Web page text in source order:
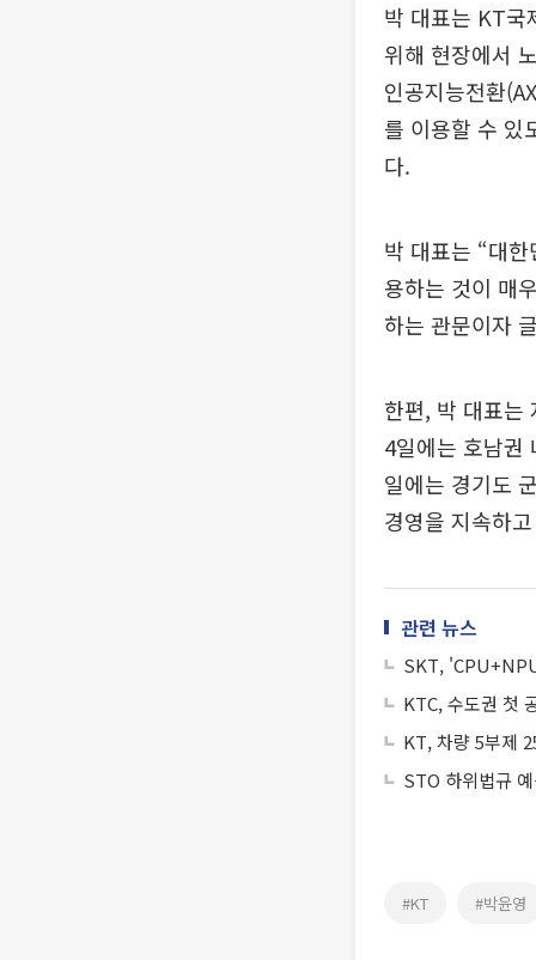
박 대표는 KT국
위해 현장에서
인공지능전환
를 이용할 수 있
다.
박 대표는 “대
용하는 것이 매
하는 관문이자
한편, 박 대표는
4일에는 호남권
일에는 경기도
경영을 지속하
관련 뉴스
SKT,
KTC, 수도권 첫
KT, 차량 5부제
STO 하위법규
#KT #박윤영